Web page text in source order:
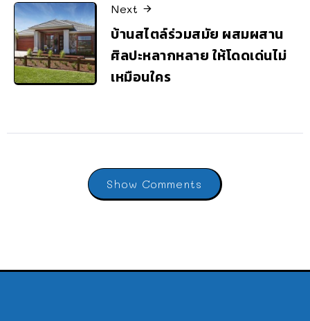
Next
บ้านสไตล์ร่วมสมัย ผสมผสาน
ศิลปะหลากหลาย ให้โดดเด่นไม่
เหมือนใคร
Show Comments